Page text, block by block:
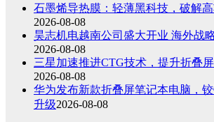
石墨烯导热膜：轻薄黑科技，破解
2026-08-08
昊志机电越南公司盛大开业 海外战
2026-08-08
三星加速推进CTG技术，提升折叠
2026-08-08
华为发布新款折叠屏笔记本电脑，
升级2026-08-08